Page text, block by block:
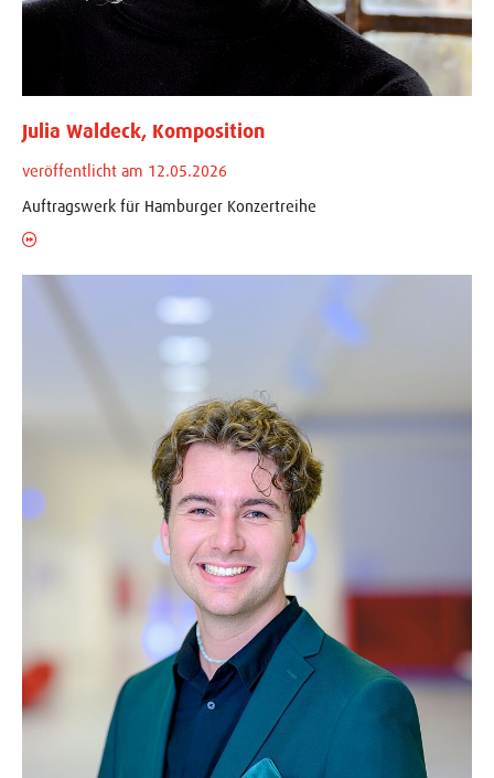
Julia Waldeck, Komposition
veröffentlicht am 12.05.2026
Auftragswerk für Hamburger Konzertreihe